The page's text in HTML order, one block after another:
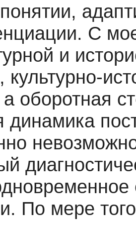
С
и
культурно-
оборотная
динамика
По мере